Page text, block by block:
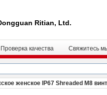
Ritian, Ltd.
Проверка качества Свяжитесь
женское IP67 Shreaded M8